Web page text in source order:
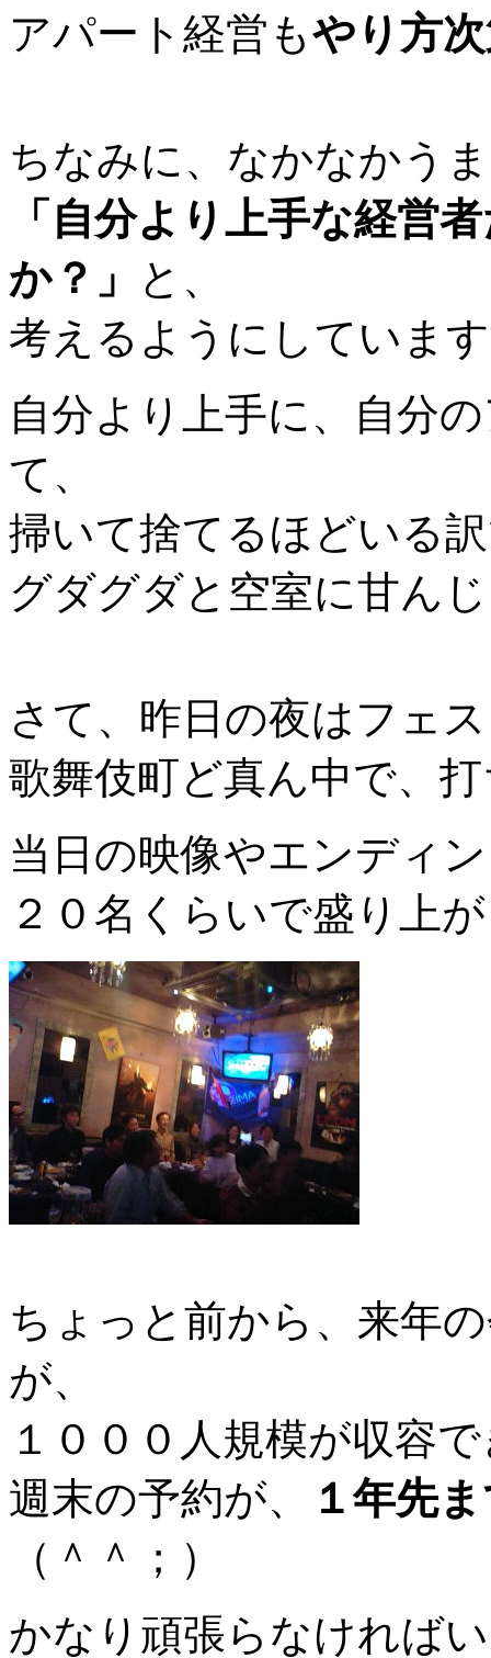
アパート経営もやり方
ちなみに、なかなかう
「自分より上手な経営
か？」
と、
考えるようにしていま
自分より上手に、自分
て、
掃いて捨てるほどいる
グダグダと空室に甘ん
さて、昨日の夜はフェ
歌舞伎町ど真ん中で、
当日の映像やエンディ
２０名くらいで盛り上
ちょっと前から、来年
が、
１０００人規模が収容
週末の予約が、
１年先
（＾＾；）
かなり頑張らなければ